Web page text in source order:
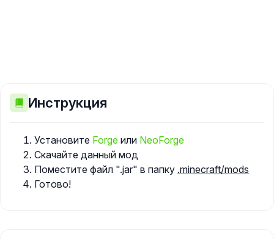
Инструкция
Установите Forge или NeoForge
Скачайте данный мод
Поместите файл ".jar" в папку .minecraft/mods
Готово!